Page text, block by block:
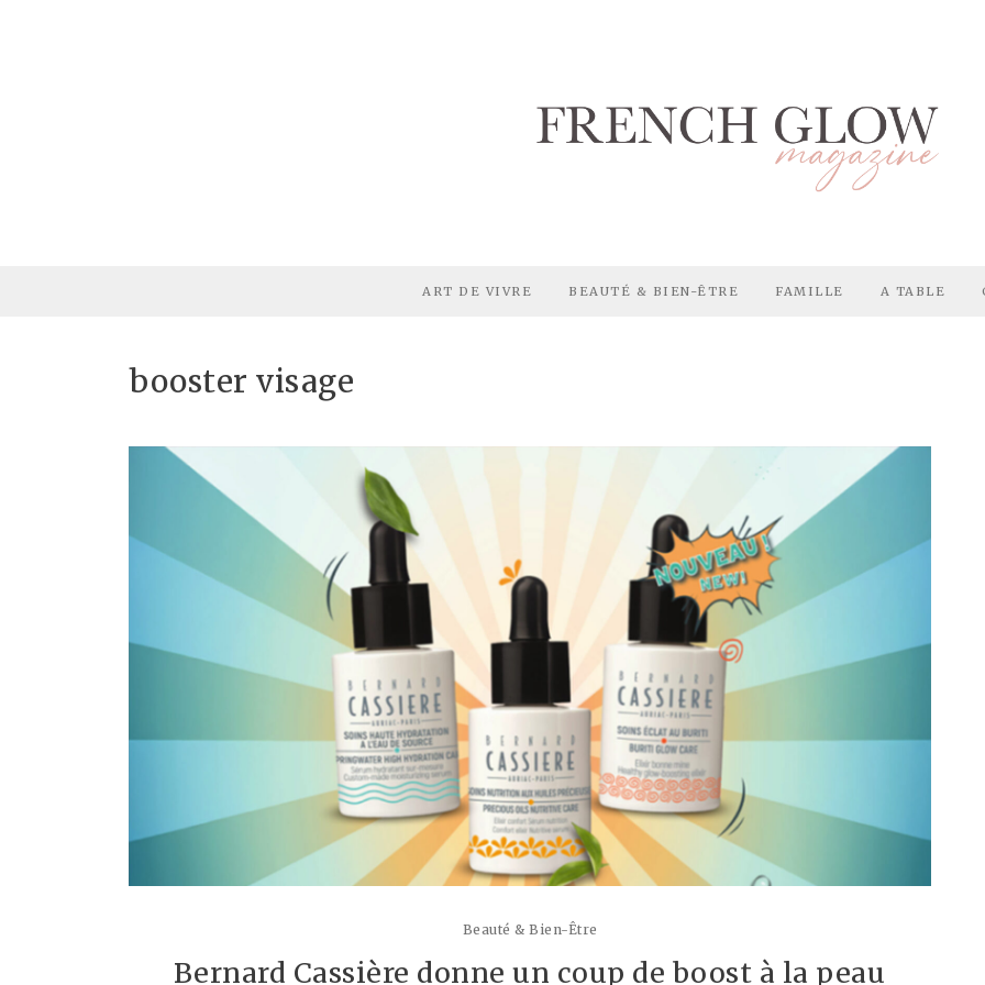
ART DE VIVRE BEAUTÉ & BIEN-ÊTRE FAMILLE A TABLE
booster visage
Beauté & Bien-Être
Bernard Cassière donne un coup de boost à la peau